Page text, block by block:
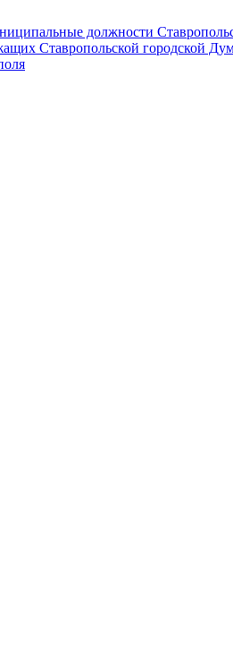
должности
Ставропольской городской